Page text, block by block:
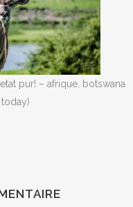
pur! – afrique, botswana
today)